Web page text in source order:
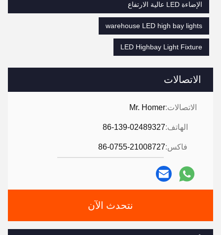
الاتصالات
الاتصالات:Mr. Homer
الهاتف:86-139-02489327
فاكس:86-0755-21008727
نتحدث الآن
الإضاءة LED عالية الارتفاع
warehouse LED high bay lights
LED Highbay Light Fixture